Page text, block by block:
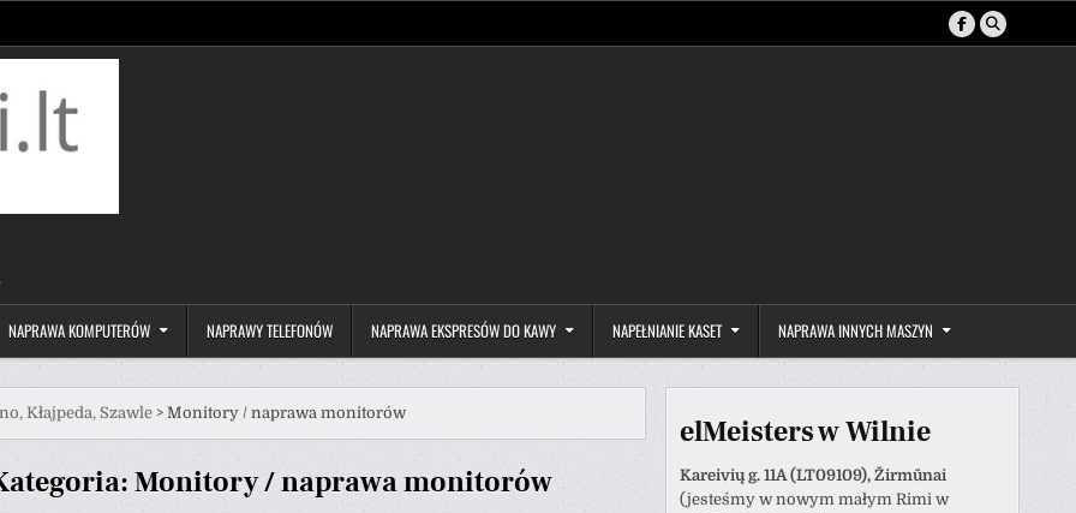
NAPRAWA KOMPUTERÓW NAPRAWY TELEFONÓW NAPRAWA EKSPRESÓW DO KAWY NAPEŁNIANIE KASET NAPRAWA INNYCH MASZYN
Kłajpeda, Szawle> Monitory / naprawa monitorów
Monitory / naprawa monitorów
elMeisters w Wilnie
Kareivių g. 11A (LT09109), Žirmūnai
(jesteśmy w nowym małym Rimi w